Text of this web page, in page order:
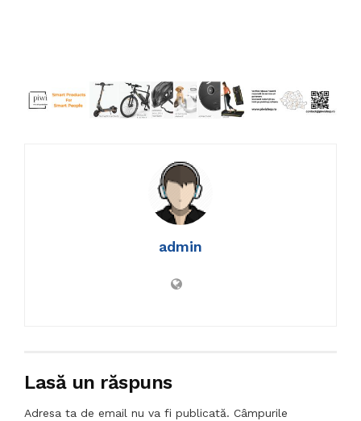
admin
Lasă un răspuns
Adresa ta de email nu va fi publicată. Câmpurile